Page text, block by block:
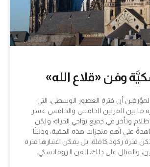
وفن «قلاع الله»
المؤرخين أن فترة العصور الوسطى، التي
ما بين القرنين الخامس والخامس عشر
وتأخر في جميع نواحي الحياة؛ ولكن
على أهم منجزات هذه الحقبة، ودليلًا
فترة ركود كاملة، بل يمكن اعتبارها فترة
والمثال على ذلك، الفن الرومانسكي.